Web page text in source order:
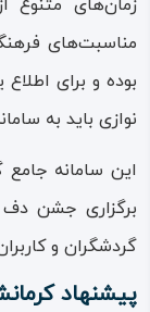
زمان‌های متنوع
مناسبت‌های
بوده و برای
نوازی باید به
این سامانه‌
برگزاری جشن دف
گردشگران و
پیشنهاد